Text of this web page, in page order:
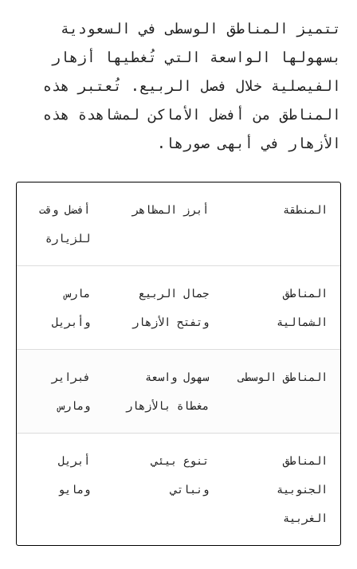
تتميز المناطق الوسطى في السعودية
بسهولها الواسعة التي تُغطيها أزهار
الفيصلية خلال فصل الربيع. تُعتبر هذه
المناطق من أفضل الأماكن لمشاهدة هذه
الأزهار في أبهى صورها.
المنطقة أبرز المظاهر أفضل وقت
للزيارة
المناطق
الشمالية
جمال الربيع
وتفتح الأزهار
مارس
وأبريل
المناطق الوسطى سهول واسعة
مغطاة بالأزهار
فبراير
ومارس
المناطق
الجنوبية
الغربية
تنوع بيئي
ونباتي
أبريل
ومايو